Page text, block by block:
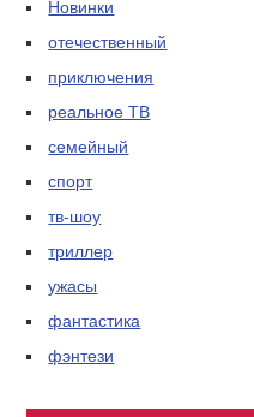
Новинки
отечественный
приключения
реальное ТВ
семейный
спорт
тв-шоу
триллер
ужасы
фантастика
фэнтези